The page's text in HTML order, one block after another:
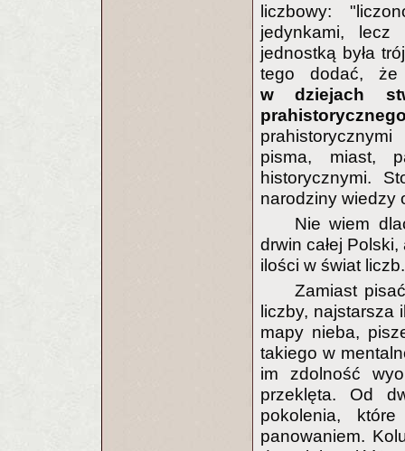
liczbowy:
jedynkami, lecz
jednostką była
tego dodać,
w dziejach
pisma, miast,
historycznymi.
narodziny wiedzy
Nie wiem
drwin całej
ilości w świat liczb.
Zamiast
liczby, najstarsza
mapy nieba,
takiego w
im zdolność
przeklęta. Od
pokolenia,
panowaniem.